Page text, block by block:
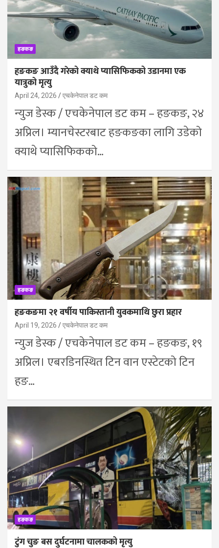
हङकङ
हङकङ आउँदै गरेको क्याथे प्यासिफिकको उडानमा एक
यात्रुको मृत्यु
April 24, 2026 एचकेनेपाल डट कम
न्युज डेस्क / एचकेनेपाल डट कम – हङकङ, २४
अप्रिल। म्यानचेस्टरबाट हङकङका लागि उडेको
क्याथे प्यासिफिकको…
हङकङ
हङकङमा २१ वर्षीय पाकिस्तानी युवकमाथि छुरा प्रहार
April 19, 2026 एचकेनेपाल डट कम
न्युज डेस्क / एचकेनेपाल डट कम – हङकङ, १९
अप्रिल। एबरडिनस्थित टिन वान एस्टेटको टिन
हङ…
हङकङ
टुंग चुङ बस दुर्घटनामा चालकको मृत्यु